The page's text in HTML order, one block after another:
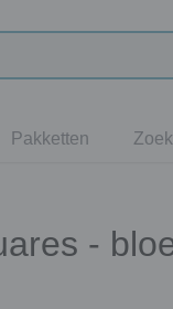
Pakketten
-